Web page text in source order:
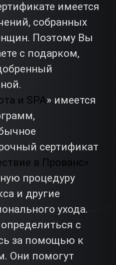
имеется
собранных
Поэтому Вы
с подарком,
и SPA» имеется
сертификат
в Прованс»
процедуру
и другие
ухода.
с
за помощью к
Они помогут